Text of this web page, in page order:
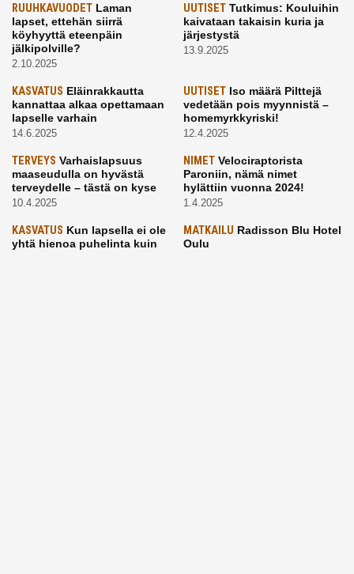
RUUHKAVUODET Laman
lapset, ettehän siirrä
köyhyyttä eteenpäin
jälkipolville?
2.10.2025
UUTISETTutkimus: Kouluihin
kaivataan takaisin kuria ja
järjestystä
13.9.2025
KASVATUS Eläinrakkautta
kannattaa alkaa opettamaan
lapselle varhain
14.6.2025
UUTISETIso määrä Pilttejä
vedetään pois myynnistä –
homemyrkkyriski!
12.4.2025
TERVEYS Varhaislapsuus
maaseudulla on hyvästä
terveydelle – tästä on kyse
10.4.2025
NIMETVelociraptorista
Paroniin, nämä nimet
hylättiin vuonna 2024!
1.4.2025
KASVATUS Kun lapsella ei ole
yhtä hienoa puhelinta kuin
MATKAILU Radisson Blu Hotel
Oulu